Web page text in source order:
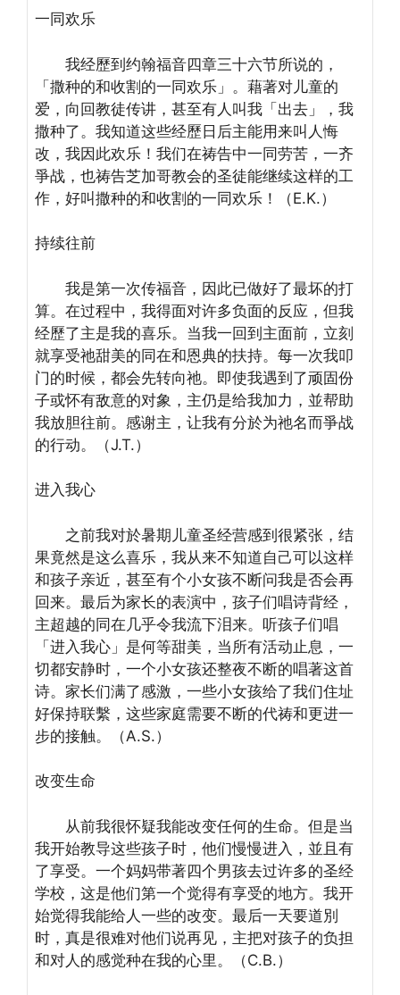
一同欢乐
我经歷到约翰福音四章三十六节所说的，
「撒种的和收割的一同欢乐」。藉著对儿童的
爱，向回教徒传讲，甚至有人叫我「出去」，我
撒种了。我知道这些经歷日后主能用来叫人悔
改，我因此欢乐！我们在祷告中一同劳苦，一齐
爭战，也祷告芝加哥教会的圣徒能继续这样的工
作，好叫撒种的和收割的一同欢乐！（E.K.）
持续往前
我是第一次传福音，因此已做好了最坏的打
算。在过程中，我得面对许多负面的反应，但我
经歷了主是我的喜乐。当我一回到主面前，立刻
就享受祂甜美的同在和恩典的扶持。每一次我叩
门的时候，都会先转向祂。即使我遇到了顽固份
子或怀有敌意的对象，主仍是给我加力，並帮助
我放胆往前。感谢主，让我有分於为祂名而爭战
的行动。（J.T.）
进入我心
之前我对於暑期儿童圣经营感到很紧张，结
果竟然是这么喜乐， 我从来不知道自己可以这样
和孩子亲近，甚至有个小女孩不断问我是否会再
回来。最后为家长的表演中，孩子们唱诗背经，
主超越的同在几乎令我流下泪来。听孩子们唱
「进入我心」是何等甜美，当所有活动止息，一
切都安静时，一个小女孩还整夜不断的唱著这首
诗。家长们满了感激，一些小女孩给了我们住址
好保持联繫，这些家庭需要不断的代祷和更进一
步的接触。（A.S.）
改变生命
从前我很怀疑我能改变任何的生命。但是当
我开始教导这些孩子时，他们慢慢进入，並且有
了享受。一个妈妈带著四个男孩去过许多的圣经
学校，这是他们第一个觉得有享受的地方。我开
始觉得我能给人一些的改变。最后一天要道別
时，真是很难对他们说再见，主把对孩子的负担
和对人的感觉种在我的心里。（C.B.）